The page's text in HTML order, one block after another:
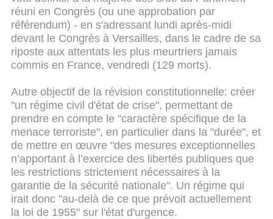
réuni en Congrès (ou une approbation par
référendum) - en s'adressant lundi après-midi
devant le Congrès à Versailles, dans le cadre de sa
riposte aux attentats les plus meurtriers jamais
commis en France, vendredi (129 morts).
Autre objectif de la révision constitutionnelle: créer
"un régime civil d'état de crise", permettant de
prendre en compte le "caractère spécifique de la
menace terroriste", en particulier dans la "durée", et
de mettre en œuvre "des mesures exceptionnelles
n’apportant à l’exercice des libertés publiques que
les restrictions strictement nécessaires à la
garantie de la sécurité nationale". Un régime qui
irait donc "au-delà de ce que prévoit actuellement
la loi de 1955" sur l'état d'urgence.